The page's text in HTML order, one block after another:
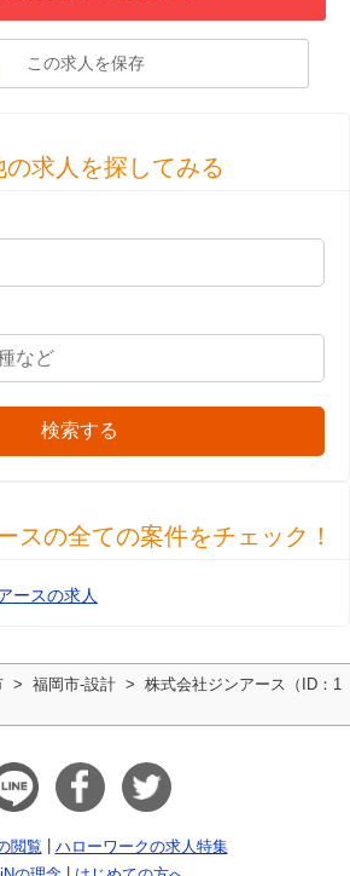
の求人を探してみる
検索する
スの全ての案件をチェック！
ースの求人
福岡市-設計
株式会社ジンアース（ID：1
閲覧
ハローワークの求人特集